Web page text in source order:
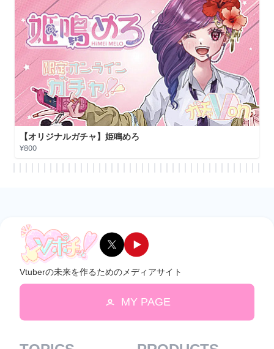
【オリジナルガチャ】姫鳴めろ
¥800
Vtuberの未来を作るためのメディアサイト
MY PAGE